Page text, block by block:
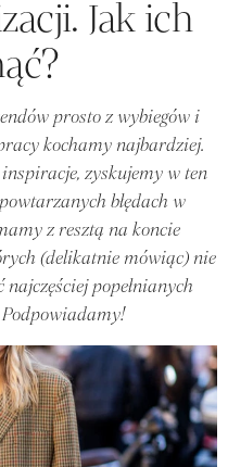
Jak ich
prosto z wybiegów i
kochamy najbardziej.
inspiracje, zyskujemy w ten
błędach w
z resztą na koncie
(delikatnie mówiąc) nie
popełnianych